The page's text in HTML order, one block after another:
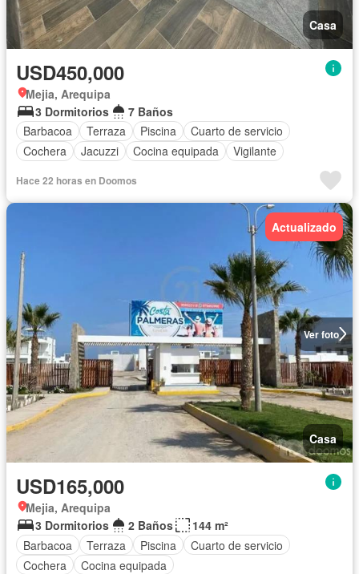
Casa
USD450,000
Mejia, Arequipa
3 Dormitorios
7 Baños
Barbacoa
Terraza Piscina
Cuarto de servicio
Cochera
Jacuzzi Cocina equipada Vigilante
Hace 22 horas en Doomos
Ver foto
Actualizado
Casa
USD165,000
Mejia, Arequipa
3 Dormitorios
2 Baños
144 m²
Barbacoa
Terraza Piscina
Cuarto de servicio
Cochera
Cocina equipada